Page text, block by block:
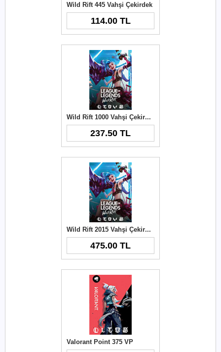
Wild Rift 445 Vahşi Çekirdek
114.00 TL
Wild Rift 1000 Vahşi Çekirdek
237.50 TL
Wild Rift 2015 Vahşi Çekirdek
475.00 TL
Valorant Point 375 VP